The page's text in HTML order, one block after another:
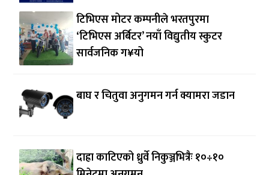
टिभिएस मोटर कम्पनीले भरतपुरमा
‘टिभिएस अर्बिटर’ नयाँ विद्युतीय स्कुटर
सार्वजनिक ग¥यो
बाघ र चितुवा अनुगमन गर्न क्यामरा जडान
दाह्रा काटिएको ध्रुर्वे निकुञ्जभित्रैः १०÷१०